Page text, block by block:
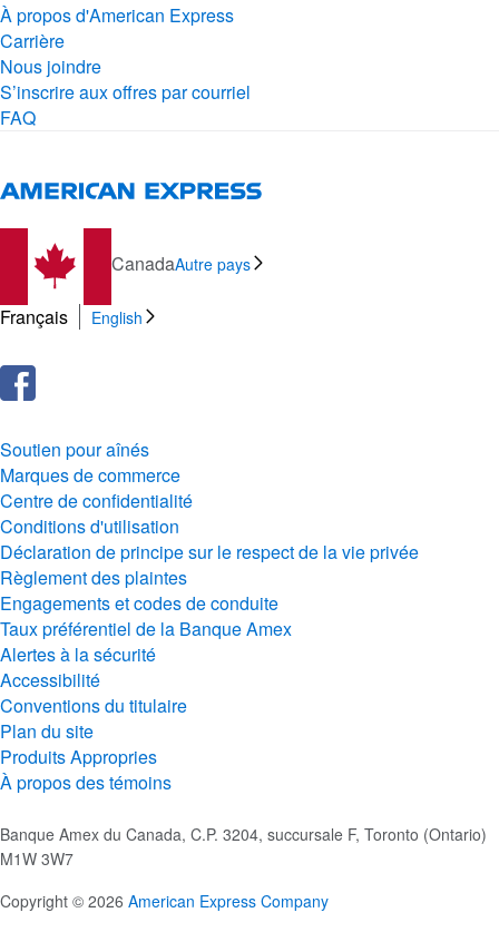
À propos d'American Express
Carrière
Nous joindre
S’inscrire aux offres par courriel
FAQ
CanadaAutre pays
Français English
Soutien pour aînés
Marques de commerce
Centre de confidentialité
Conditions d'utilisation
Déclaration de principe sur le respect de la vie privée
Règlement des plaintes
Engagements et codes de conduite
Taux préférentiel de la Banque Amex
Alertes à la sécurité
Accessibilité
Conventions du titulaire
Plan du site
Produits Appropries
À propos des témoins
Banque Amex du Canada, C.P. 3204, succursale F, Toronto (Ontario)
M1W 3W7
Copyright © 2026 American Express Company